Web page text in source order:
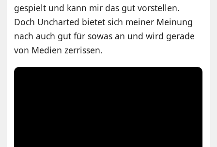
gespielt und kann mir das gut vorstellen.
Doch Uncharted bietet sich meiner Meinung
nach auch gut für sowas an und wird gerade
von Medien zerrissen.